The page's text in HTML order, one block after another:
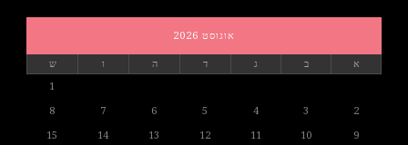
אוגוסט 2026
א ב ג ד ה ו
ש
1
2
3
4
5
6
7
8
9
10
11
12
13
14
15